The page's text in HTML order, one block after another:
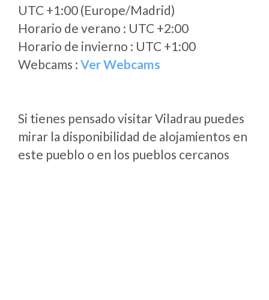
UTC +1:00 (Europe/Madrid)
Horario de verano : UTC +2:00
Horario de invierno : UTC +1:00
Webcams : Ver Webcams
Si tienes pensado visitar Viladrau puedes
mirar la disponibilidad de alojamientos en
este pueblo o en los pueblos cercanos